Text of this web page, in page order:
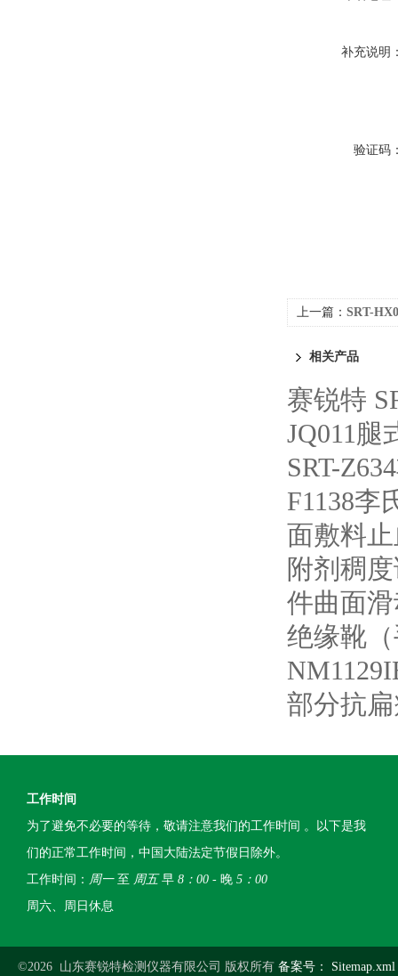
补充说明
验证码
上一篇： SRT-
相关产品
赛锐特
JQ011腿
SRT-
F1138李
面敷料
附剂稠
件曲面
绝缘靴
部分抗
工作时间
为了避免不必要的等待，敬请注意我们的工作时间 。以下是我
们的正常工作时间，中国大陆法定节假日除外。
工作时间： 周一至 周五早 8：00 - 晚 5：00
周六、周日休息
©2026 山东赛锐特检测仪器有限公司 版权所有 备案号： Sitemap.xml